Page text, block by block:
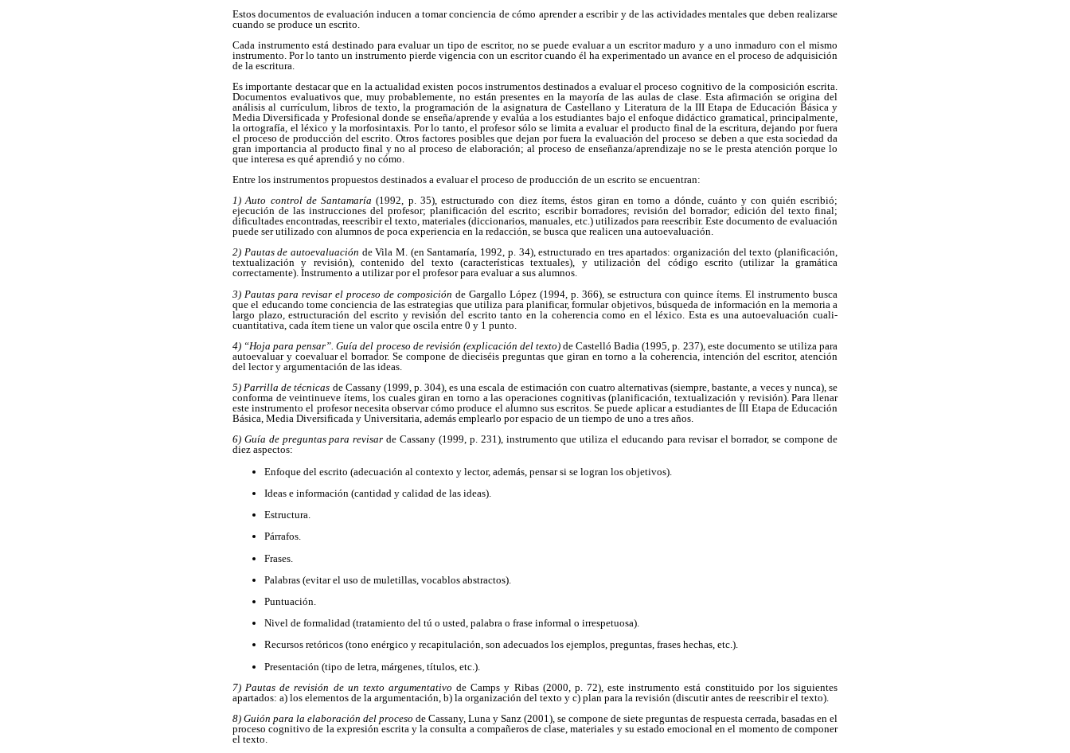
Estos documentos de evaluación inducen a tomar conciencia de cómo aprender a escribir y de las actividades mentales que deben realizarse
cuando se produce un escrito.
Cada instrumento está destinado para evaluar un tipo de escritor, no se puede evaluar a un escritor maduro y a uno inmaduro con el mismo
instrumento. Por lo tanto un instrumento pierde vigencia con un escritor cuando él ha experimentado un avance en el proceso de adquisición
de la escritura.
Es importante destacar que en la actualidad existen pocos instrumentos destinados a evaluar el proceso cognitivo de la composición escrita.
Documentos evaluativos que, muy probablemente, no están presentes en la mayoría de las aulas de clase. Esta afirmación se origina del
análisis al currículum, libros de texto, la programación de la asignatura de Castellano y Literatura de la III Etapa de Educación Básica y
Media Diversificada y Profesional donde se enseña/aprende y evalúa a los estudiantes bajo el enfoque didáctico gramatical, principalmente,
la ortografía, el léxico y la morfosintaxis. Por lo tanto, el profesor sólo se limita a evaluar el producto final de la escritura, dejando por fuera
el proceso de producción del escrito. Otros factores posibles que dejan por fuera la evaluación del proceso se deben a que esta sociedad da
gran importancia al producto final y no al proceso de elaboración; al proceso de enseñanza/aprendizaje no se le presta atención porque lo
que interesa es qué aprendió y no cómo.
Entre los instrumentos propuestos destinados a evaluar el proceso de producción de un escrito se encuentran:
1) Auto control de Santamaría (1992, p. 35), estructurado con diez ítems, éstos giran en torno a dónde, cuánto y con quién escribió;
ejecución de las instrucciones del profesor; planificación del escrito; escribir borradores; revisión del borrador; edición del texto final;
dificultades encontradas, reescribir el texto, materiales (diccionarios, manuales, etc.) utilizados para reescribir. Este documento de evaluación
puede ser utilizado con alumnos de poca experiencia en la redacción, se busca que realicen una autoevaluación.
2) Pautas de autoevaluación de Vila M. (en Santamaría, 1992, p. 34), estructurado en tres apartados: organización del texto (planificación,
textualización y revisión), contenido del texto (características textuales), y utilización del código escrito (utilizar la gramática
correctamente). Instrumento a utilizar por el profesor para evaluar a sus alumnos.
3) Pautas para revisar el proceso de composición de Gargallo López (1994, p. 366), se estructura con quince ítems. El instrumento busca
que el educando tome conciencia de las estrategias que utiliza para planificar, formular objetivos, búsqueda de información en la memoria a
largo plazo, estructuración del escrito y revisión del escrito tanto en la coherencia como en el léxico. Esta es una autoevaluación cuali-
cuantitativa, cada ítem tiene un valor que oscila entre 0 y 1 punto.
4) “Hoja para pensar”. Guía del proceso de revisión (explicación del texto) de Castelló Badia (1995, p. 237), este documento se utiliza para
autoevaluar y coevaluar el borrador. Se compone de dieciséis preguntas que giran en torno a la coherencia, intención del escritor, atención
del lector y argumentación de las ideas.
5) Parrilla de técnicas de Cassany (1999, p. 304), es una escala de estimación con cuatro alternativas (siempre, bastante, a veces y nunca), se
conforma de veintinueve ítems, los cuales giran en torno a las operaciones cognitivas (planificación, textualización y revisión). Para llenar
este instrumento el profesor necesita observar cómo produce el alumno sus escritos. Se puede aplicar a estudiantes de III Etapa de Educación
Básica, Media Diversificada y Universitaria, además emplearlo por espacio de un tiempo de uno a tres años.
6) Guía de preguntas para revisar de Cassany (1999, p. 231), instrumento que utiliza el educando para revisar el borrador, se compone de
diez aspectos:
Enfoque del escrito (adecuación al contexto y lector, además, pensar si se logran los objetivos).
Ideas e información (cantidad y calidad de las ideas).
Estructura.
Párrafos.
Frases.
Palabras (evitar el uso de muletillas, vocablos abstractos).
Puntuación.
Nivel de formalidad (tratamiento del tú o usted, palabra o frase informal o irrespetuosa).
Recursos retóricos (tono enérgico y recapitulación, son adecuados los ejemplos, preguntas, frases hechas, etc.).
Presentación (tipo de letra, márgenes, títulos, etc.).
7) Pautas de revisión de un texto argumentativo de Camps y Ribas (2000, p. 72), este instrumento está constituido por los siguientes
apartados: a) los elementos de la argumentación, b) la organización del texto y c) plan para la revisión (discutir antes de reescribir el texto).
8) Guión para la elaboración del proceso de Cassany, Luna y Sanz (2001), se compone de siete preguntas de respuesta cerrada, basadas en el
proceso cognitivo de la expresión escrita y la consulta a compañeros de clase, materiales y su estado emocional en el momento de componer
el texto.